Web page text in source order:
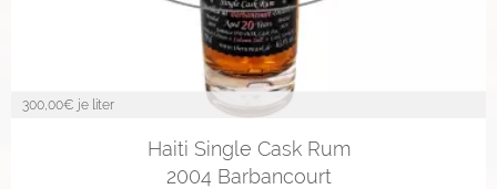
300,00€ je liter
Haiti Single Cask Rum
2004 Barbancourt